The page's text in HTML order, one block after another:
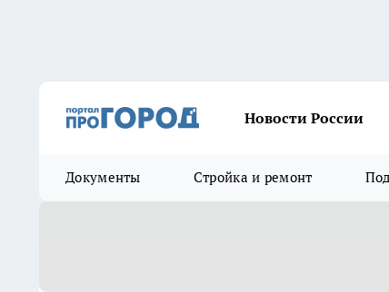
Новости России
Документы Стройка и ремонт